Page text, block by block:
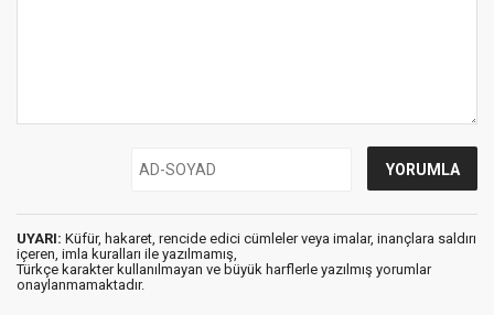
UYARI: Küfür, hakaret, rencide edici cümleler veya imalar, inançlara saldırı
içeren, imla kuralları ile yazılmamış,
Türkçe karakter kullanılmayan ve büyük harflerle yazılmış yorumlar
onaylanmamaktadır.